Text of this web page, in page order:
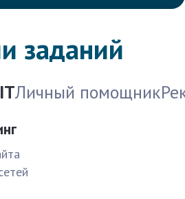
заданий
Личный помощник